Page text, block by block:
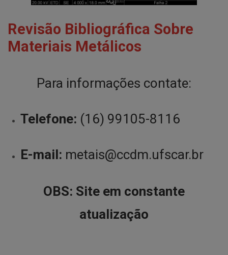
Revisão Bibliográfica Sobre
Materiais Metálicos
Para informações contate:
Telefone: (16) 99105-8116
E-mail: metais@ccdm.ufscar.br
OBS: Site em constante
atualização